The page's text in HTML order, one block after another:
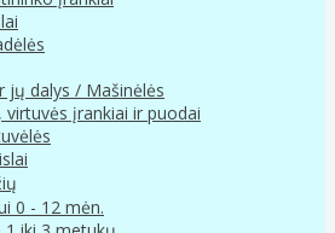
jų dalys / Mašinėlės
virtuvės įrankiai ir puodai
0 - 12 mėn.